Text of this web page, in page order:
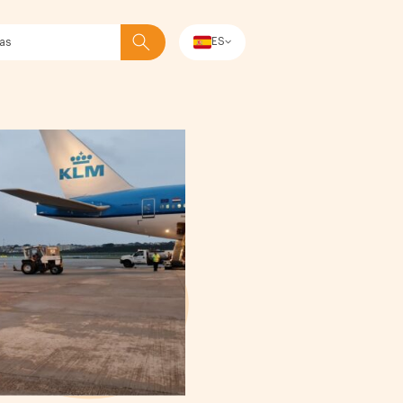
Buscar en
ES